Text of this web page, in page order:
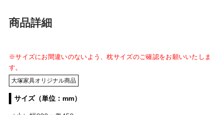
商品詳細
※サイズにお間違いのないよう、枕サイズのご確認をお願いいたしま
す。
大塚家具オリジナル商品
サイズ（単位：mm）